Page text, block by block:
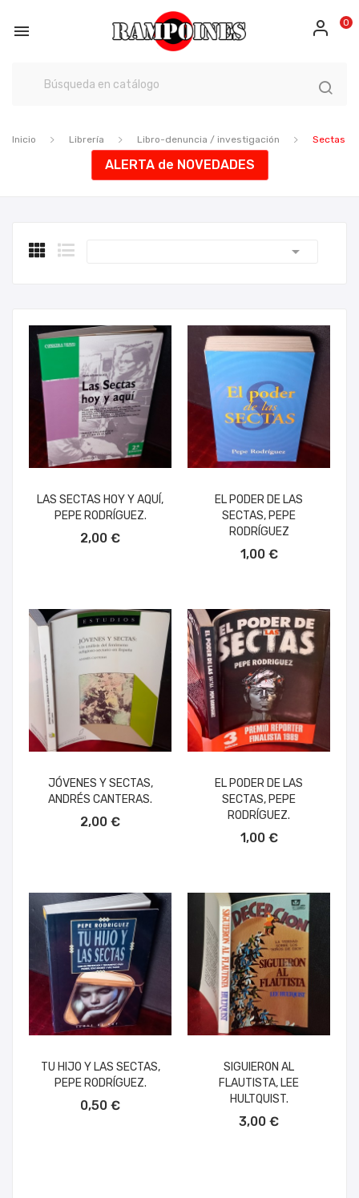
 0
Inicio Librería Libro-denuncia / investigación Sectas
ALERTA de NOVEDADES

LAS SECTAS HOY Y AQUÍ,
PEPE RODRÍGUEZ.
2,00 €
EL PODER DE LAS
SECTAS, PEPE
RODRÍGUEZ
1,00 €
JÓVENES Y SECTAS,
ANDRÉS CANTERAS.
2,00 €
EL PODER DE LAS
SECTAS, PEPE
RODRÍGUEZ.
1,00 €
TU HIJO Y LAS SECTAS,
PEPE RODRÍGUEZ.
0,50 €
SIGUIERON AL
FLAUTISTA, LEE
HULTQUIST.
3,00 €